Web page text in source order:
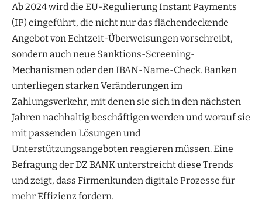
Ab 2024 wird die EU-Regulierung Instant Payments
(IP) eingeführt, die nicht nur das flächendeckende
Angebot von Echtzeit-Überweisungen vorschreibt,
sondern auch neue Sanktions-Screening-
Mechanismen oder den IBAN-Name-Check. Banken
unterliegen starken Veränderungen im
Zahlungsverkehr, mit denen sie sich in den nächsten
Jahren nachhaltig beschäftigen werden und worauf sie
mit passenden Lösungen und
Unterstützungsangeboten reagieren müssen. Eine
Befragung der DZ BANK unterstreicht diese Trends
und zeigt, dass Firmenkunden digitale Prozesse für
mehr Effizienz fordern.